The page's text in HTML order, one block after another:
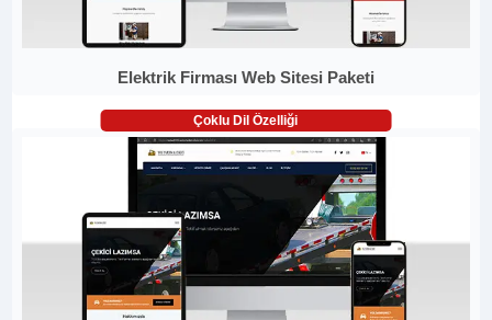
Elektrik Firması Web Sitesi Paketi
Çoklu Dil Özelliği